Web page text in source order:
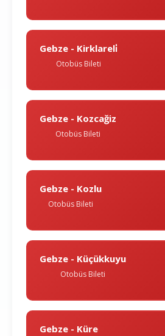
Gebze - Kirklareli̇
Otobüs Bileti
Gebze - Kozcağiz
Otobüs Bileti
Gebze - Kozlu
Otobüs Bileti
Gebze - Küçükkuyu
Otobüs Bileti
Gebze - Küre